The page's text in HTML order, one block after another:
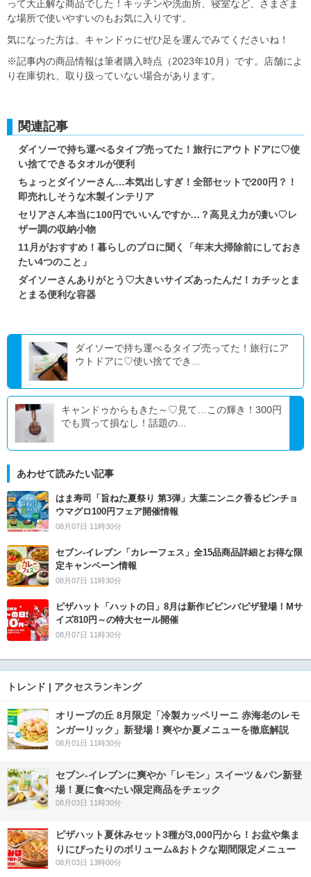
って大正解な商品でした！キッチンや洗面所、寝室など、さまざま
な場所で使いやすいのもお気に入りです。
気になった方は、キャンドゥにぜひ足を運んでみてくださいね！
※記事内の商品情報は筆者購入時点（2023年10月）です。店舗によ
り在庫切れ、取り扱っていない場合があります。
関連記事
ダイソーで持ち運べるタイプ売ってた！旅行にアウトドアに♡使
い捨てできるタオルが便利
ちょっとダイソーさん…本気出しすぎ！全部セットで200円？！
即売れしそうな木製インテリア
セリアさん本当に100円でいいんですか…？高見え力が凄い♡レ
ザー調の収納小物
11月がおすすめ！暮らしのプロに聞く「年末大掃除前にしておき
たい4つのこと」
ダイソーさんありがとう♡大きいサイズあったんだ！カチッとま
とまる便利な容器
ダイソーで持ち運べるタイプ売ってた！旅行にア
ウトドアに♡使い捨てでき...
キャンドゥからもきた～♡見て…この輝き！300円
でも買って損なし！話題の...
あわせて読みたい記事
はま寿司「旨ねた夏祭り 第3弾」大葉ニンニク香るビンチョ
ウマグロ100円フェア開催情報
08月07日 11時30分
セブン‐イレブン「カレーフェス」全15品商品詳細とお得な限
定キャンペーン情報
08月07日 11時30分
ピザハット「ハットの日」8月は新作ビビンバピザ登場！Mサ
イズ810円～の特大セール開催
08月07日 11時30分
トレンド | アクセスランキング
オリーブの丘 8月限定「冷製カッペリーニ 赤海老のレモ
ンガーリック」新登場！爽やか夏メニューを徹底解説
08月01日 11時30分
セブン‐イレブンに爽やか「レモン」スイーツ＆パン新登
場！夏に食べたい限定商品をチェック
08月03日 11時30分
ピザハット夏休みセット3種が3,000円から！お盆や集ま
りにぴったりのボリューム&おトクな期間限定メニュー
08月03日 13時00分